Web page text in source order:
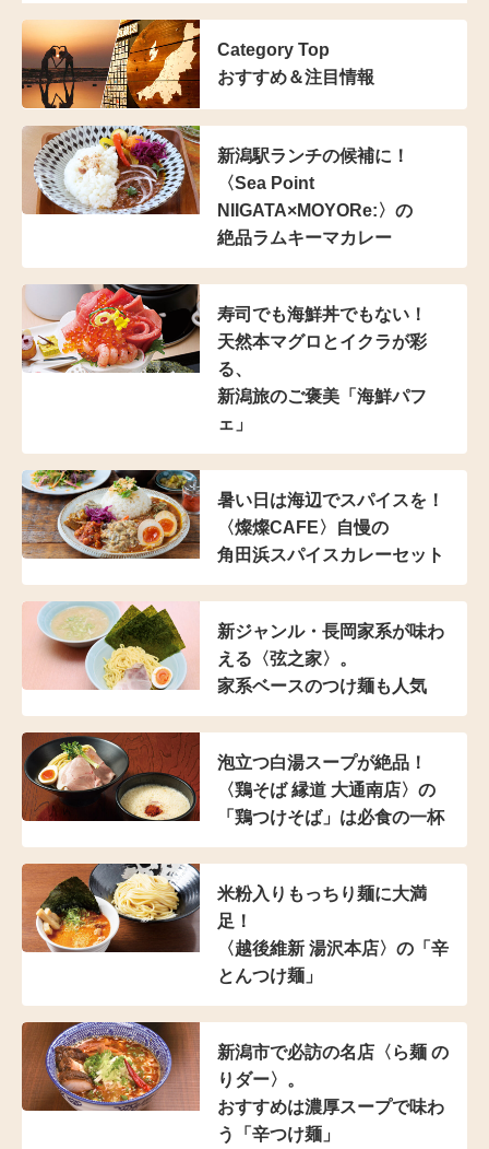
Category Top
おすすめ＆注目情報
新潟駅ランチの候補に！
〈Sea Point
NIIGATA×MOYORe:〉の
絶品ラムキーマカレー
寿司でも海鮮丼でもない！
天然本マグロとイクラが彩
る、
新潟旅のご褒美「海鮮パフ
ェ」
暑い日は海辺でスパイスを！
〈燦燦CAFE〉自慢の
角田浜スパイスカレーセット
新ジャンル・長岡家系が味わ
える〈弦之家〉。
家系ベースのつけ麺も人気
泡立つ白湯スープが絶品！
〈鶏そば 縁道 大通南店〉の
「鶏つけそば」は必食の一杯
米粉入り もっちり麺に大満
足！
〈越後維新 湯沢本店〉の 「辛
とんつけ麺」
新潟市で必訪の名店 〈ら麺 の
りダー〉。
おすすめは濃厚スープで味わ
う「辛つけ麺」